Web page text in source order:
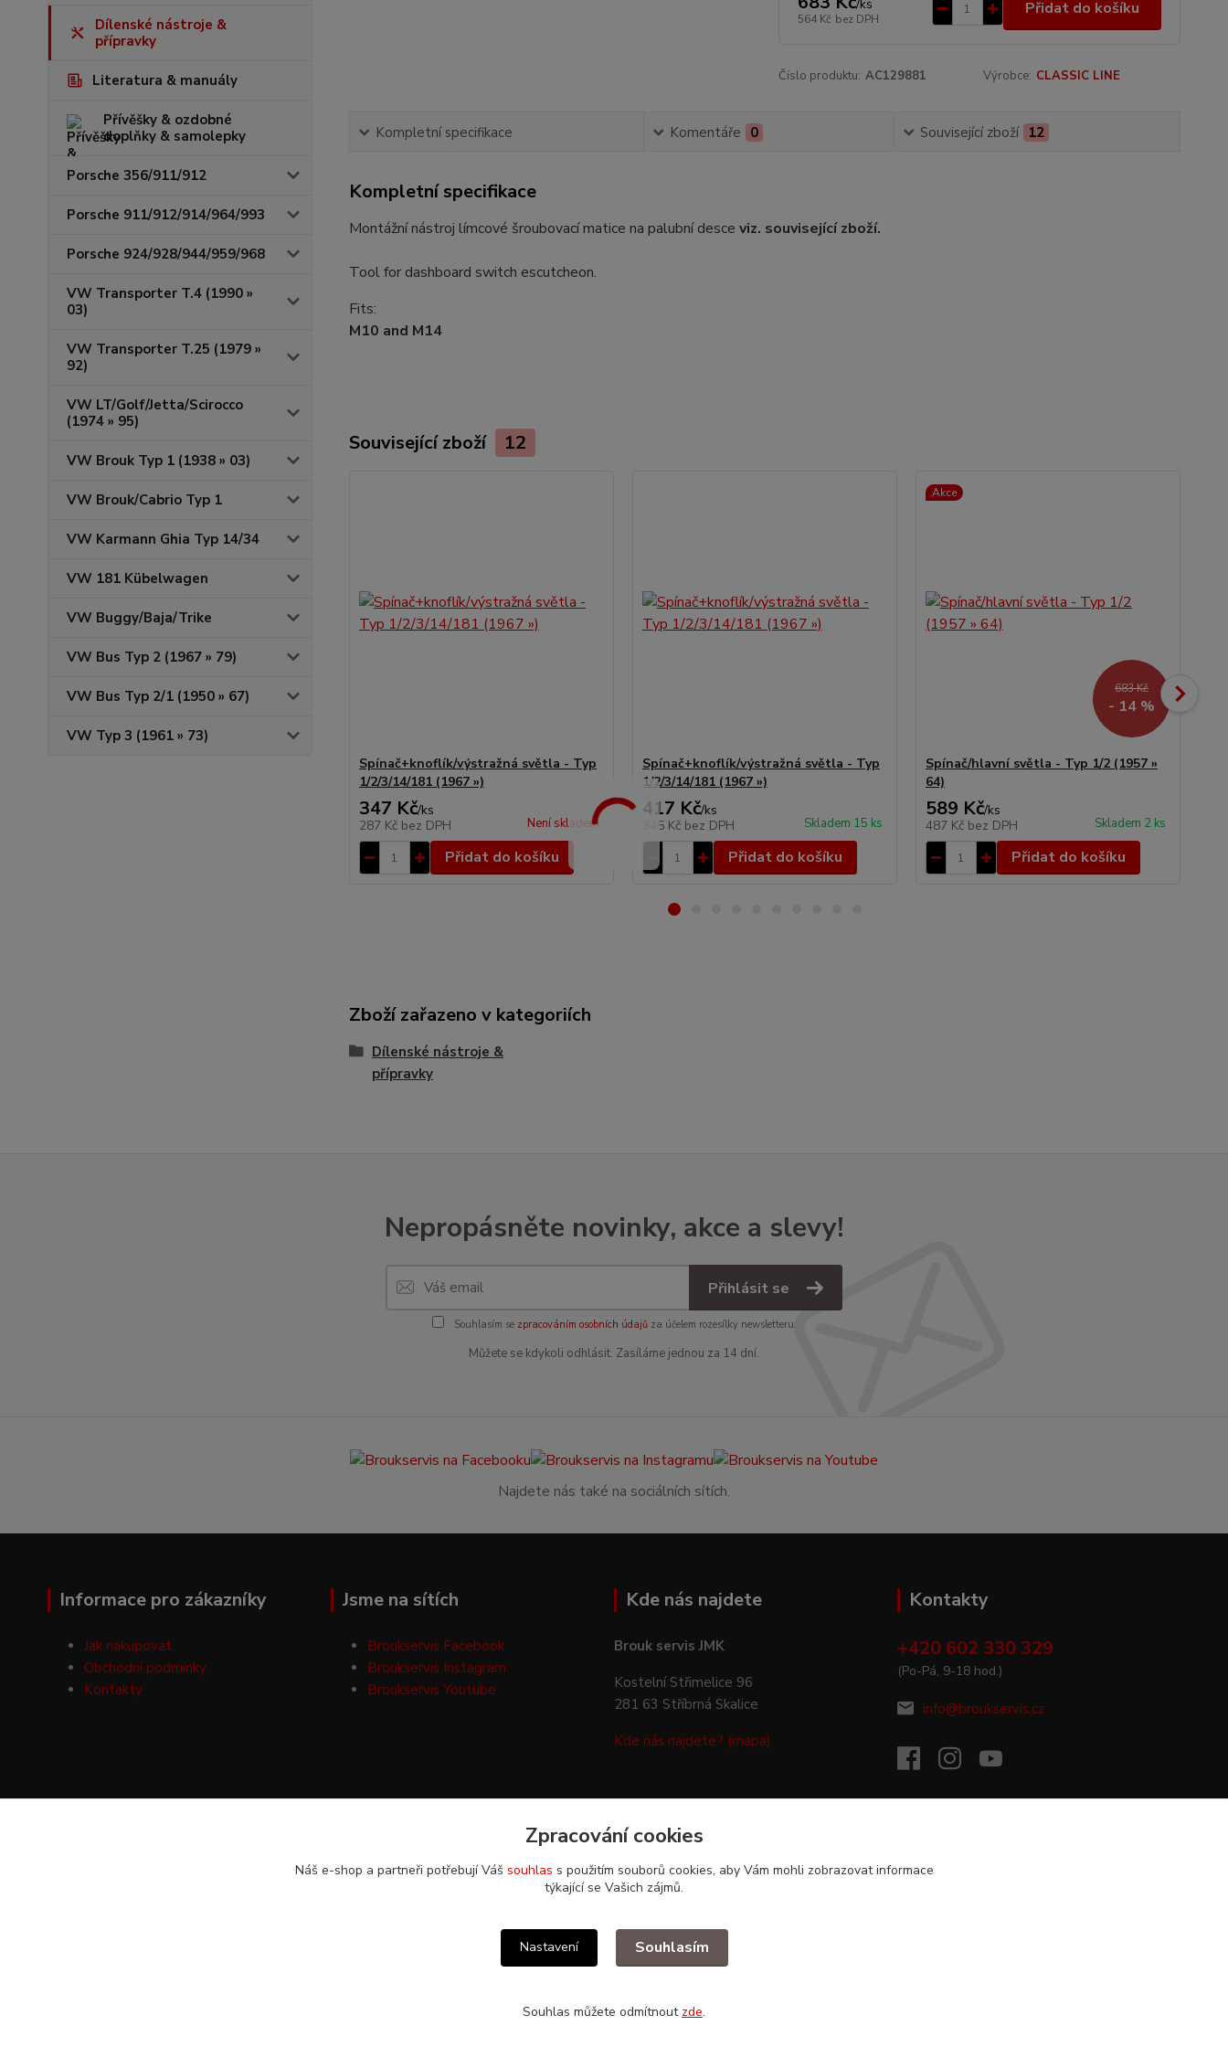
Dílenské nástroje &
přípravky
Literatura & manuály
Přívěšky & ozdobné
doplňky & samolepky
Porsche 356/911/912
Porsche 911/912/914/964/993
Porsche 924/928/944/959/968
VW Transporter T.4 (1990 »
03)
VW Transporter T.25 (1979 »
92)
VW LT/Golf/Jetta/Scirocco
(1974 » 95)
VW Brouk Typ 1 (1938 » 03)
VW Brouk/Cabrio Typ 1
VW Karmann Ghia Typ 14/34
VW 181 Kübelwagen
VW Buggy/Baja/Trike
VW Bus Typ 2 (1967 » 79)
VW Bus Typ 2/1 (1950 » 67)
VW Typ 3 (1961 » 73)
/ks
564 Kč bez DPH
Přidat do košíku
Číslo produktu: AC129881 Výrobce: CLASSIC LINE
Kompletní specifikace Komentáře 0 Související zboží 12
Kompletní specifikace
Montážní nástroj límcové šroubovací matice na palubní desce viz. související zboží.
Tool for dashboard switch escutcheon.
Fits:
M10 and M14
Související zboží 12
Spínač+knoflík/výstražná světla - Typ
1/2/3/14/181 (1967 »)
347 Kč/ks
287 Kč bez DPH Není skladem
Přidat do košíku
Spínač+knoflík/výstražná světla - Typ
1/2/3/14/181 (1967 »)
417 Kč/ks
345 Kč bez DPH Skladem 15 ks
Přidat do košíku
Akce
683 Kč
- 14 %
Spínač/hlavní světla - Typ 1/2 (1957 »
64)
589 Kč/ks
487 Kč bez DPH Skladem 2 ks
Přidat do košíku
Zboží zařazeno v kategoriích
Dílenské nástroje &
přípravky
Nepropásněte novinky, akce a slevy!
Přihlásit se
Souhlasím se zpracováním osobních údajůza účelem rozesílky newsletteru.
Můžete se kdykoli odhlásit. Zasíláme jednou za 14 dní.
Najdete nás také na sociálních sítích.
Informace pro zákazníky
Jak nakupovat
Obchodní podmínky
Kontakty
Jsme na sítích
Broukservis Facebook
Broukservis Instagram
Broukservis Youtube
Kde nás najdete
Brouk servis JMK
Kostelní Střimelice 96
281 63 Stříbrná Skalice
Kde nás najdete? (mapa)
Kontakty
+420 602 330 329
(Po-Pá, 9-18 hod.)
info@broukservis.cz
Zpracování cookies
Náš e-shop a partneři potřebují Váš souhlas s použitím souborů cookies, aby Vám mohli zobrazovat informace
týkající se Vašich zájmů.
Nastavení Souhlasím
Souhlas můžete odmítnout zde.